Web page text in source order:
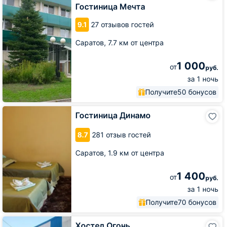
Гостиница Мечта
9.1 27 отзывов гостей
Саратов, 7.7 км от центра
от1 000руб.
за 1 ночь
Получите50 бонусов
Гостиница Динамо
8.7 281 отзыв гостей
Саратов, 1.9 км от центра
от1 400руб.
за 1 ночь
Получите70 бонусов
Гостиница
Хостел